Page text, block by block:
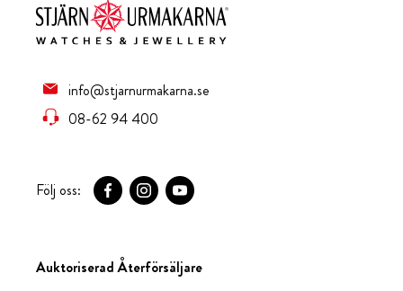
info@stjarnurmakarna.se
08-62 94 400
Följ oss:
Auktoriserad Återförsäljare